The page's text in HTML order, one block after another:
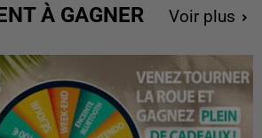
À GAGNER Voir plus